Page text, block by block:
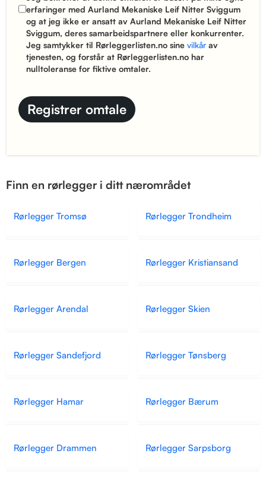
erfaringer med Aurland Mekaniske Leif Nitter Sviggum
og at jeg ikke er ansatt av Aurland Mekaniske Leif Nitter
Sviggum, deres samarbeidspartnere eller konkurrenter.
Jeg samtykker til Rørleggerlisten.no sine vilkårav
tjenesten, og forstår at Rørleggerlisten.no har
nulltoleranse for fiktive omtaler.
Finn en rørlegger i ditt nærområdet
Rørlegger Tromsø Rørlegger Trondheim
Rørlegger Bergen Rørlegger Kristiansand
Rørlegger Arendal Rørlegger Skien
Rørlegger Sandefjord Rørlegger Tønsberg
Rørlegger Hamar Rørlegger Bærum
Rørlegger Drammen Rørlegger Sarpsborg